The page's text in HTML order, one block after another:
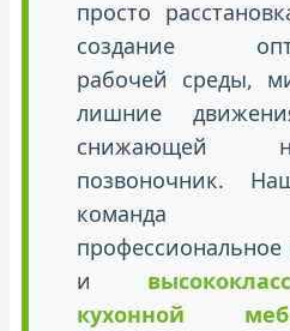
просто
создание
рабочей среды,
лишние
снижающей
позвоночник.
команда
и
кухонной